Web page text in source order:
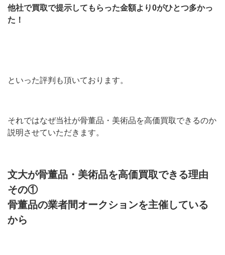
他社で買取で提示してもらった金額より0がひとつ多かっ
た！
といった評判も頂いております。
それではなぜ当社が骨董品・美術品を高価買取できるのか
説明させていただきます。
文大が骨董品・美術品を高価買取できる理由
その①
骨董品の業者間オークションを主催している
から